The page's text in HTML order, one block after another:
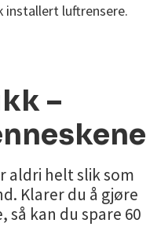
installert luftrensere.
–
aldri helt slik som
Klarer du å gjøre
kan du spare 60